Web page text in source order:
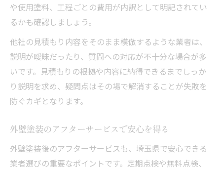
や使用塗料、工程ごとの費用が内訳として明記されてい
るかも確認しましょう。
他社の見積もり内容をそのまま模倣するような業者は、
説明が曖昧だったり、質問への対応が不十分な場合が多
いです。見積もりの根拠や内容に納得できるまでしっか
り説明を求め、疑問点はその場で解消することが失敗を
防ぐカギとなります。
外壁塗装のアフターサービスで安心を得る
外壁塗装後のアフターサービスも、埼玉県で安心できる
業者選びの重要なポイントです。定期点検や無料点検、